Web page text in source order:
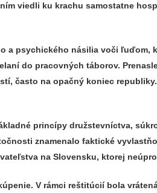
viedli ku krachu samostatne
a psychického násilia voči
do pracovných táborov.
často na opačný koniec
princípy družstevníctva,
znamenalo faktické
na Slovensku, ktorej
V rámci reštitúcií bola